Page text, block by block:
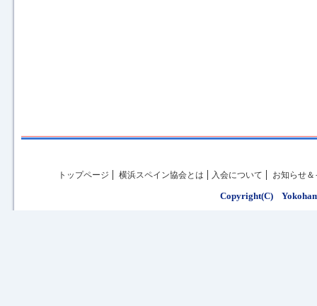
トップページ 横浜スペイン協会とは 入会について お知らせ
Copyright(C)